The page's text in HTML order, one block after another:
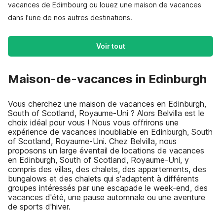
vacances de Edimbourg ou louez une maison de vacances
dans l'une de nos autres destinations.
Voir tout
Maison-de-vacances in Edinburgh
Vous cherchez une maison de vacances en Edinburgh,
South of Scotland, Royaume-Uni ? Alors Belvilla est le
choix idéal pour vous ! Nous vous offrirons une
expérience de vacances inoubliable en Edinburgh, South
of Scotland, Royaume-Uni. Chez Belvilla, nous
proposons un large éventail de locations de vacances
en Edinburgh, South of Scotland, Royaume-Uni, y
compris des villas, des chalets, des appartements, des
bungalows et des chalets qui s'adaptent à différents
groupes intéressés par une escapade le week-end, des
vacances d'été, une pause automnale ou une aventure
de sports d'hiver.